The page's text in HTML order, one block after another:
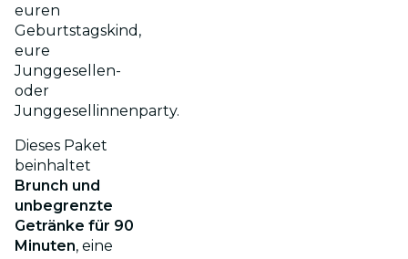
euren
Geburtstagskind,
eure
Junggesellen-
oder
Junggesellinnenparty.
Dieses Paket
beinhaltet
Brunch und
unbegrenzte
Getränke für 90
Minuten, eine